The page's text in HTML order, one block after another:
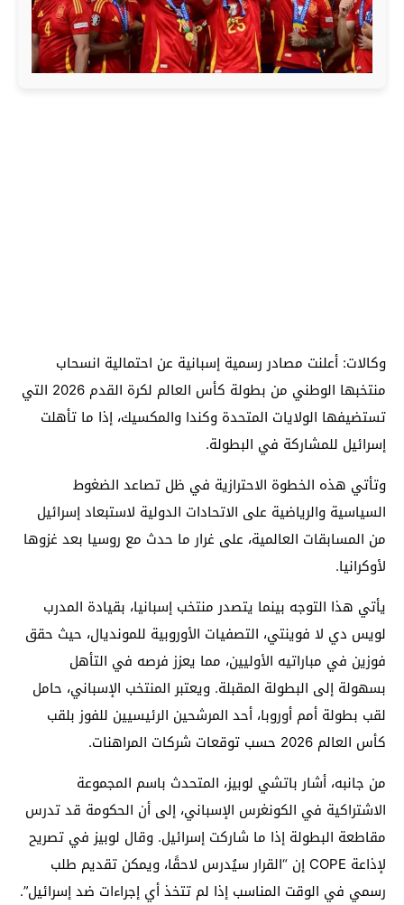
وكالات: أعلنت مصادر رسمية إسبانية عن احتمالية انسحاب
منتخبها الوطني من بطولة كأس العالم لكرة القدم 2026 التي
تستضيفها الولايات المتحدة وكندا والمكسيك، إذا ما تأهلت
إسرائيل للمشاركة في البطولة.
وتأتي هذه الخطوة الاحترازية في ظل تصاعد الضغوط
السياسية والرياضية على الاتحادات الدولية لاستبعاد إسرائيل
من المسابقات العالمية، على غرار ما حدث مع روسيا بعد غزوها
لأوكرانيا.
يأتي هذا التوجه بينما يتصدر منتخب إسبانيا، بقيادة المدرب
لويس دي لا فوينتي، التصفيات الأوروبية للمونديال، حيث حقق
فوزين في مباراتيه الأوليين، مما يعزز فرصه في التأهل
بسهولة إلى البطولة المقبلة. ويعتبر المنتخب الإسباني، حامل
لقب بطولة أمم أوروبا، أحد المرشحين الرئيسيين للفوز بلقب
كأس العالم 2026 حسب توقعات شركات المراهنات.
من جانبه، أشار باتشي لوبيز، المتحدث باسم المجموعة
الاشتراكية في الكونغرس الإسباني، إلى أن الحكومة قد تدرس
مقاطعة البطولة إذا ما شاركت إسرائيل. وقال لوبيز في تصريح
لإذاعة COPE إن “القرار سيُدرس لاحقًا، ويمكن تقديم طلب
رسمي في الوقت المناسب إذا لم تتخذ أي إجراءات ضد إسرائيل”.